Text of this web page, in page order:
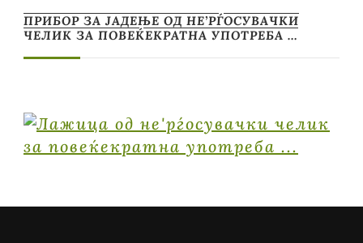
ПРИБОР ЗА ЈАДЕЊЕ ОД НЕ’РЃОСУВАЧКИ
ЧЕЛИК ЗА ПОВЕЌЕКРАТНА УПОТРЕБА …